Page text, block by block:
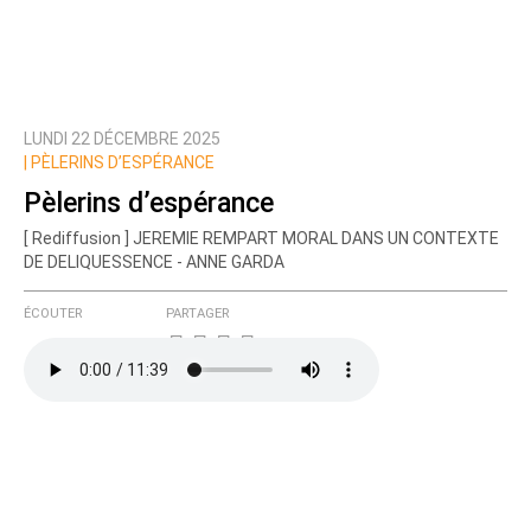
LUNDI 22 DÉCEMBRE 2025
PÈLERINS D’ESPÉRANCE
Pèlerins d’espérance
[ Rediffusion ] JEREMIE REMPART MORAL DANS UN CONTEXTE
DE DELIQUESSENCE - ANNE GARDA
ÉCOUTER PARTAGER